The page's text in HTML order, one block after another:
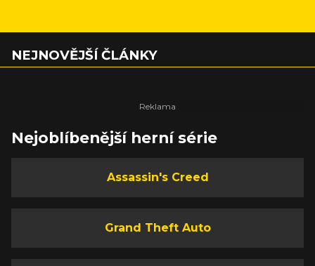
NEJNOVĚJŠÍ ČLÁNKY
Nejoblíbenější herní série
Assassin's Creed
Grand Theft Auto